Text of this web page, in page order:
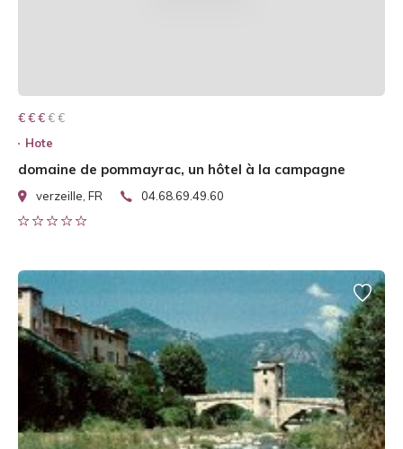
€ € € € €
€ € €
Hote
domaine de pommayrac, un hôtel à la campagne
verzeille, FR 04.68.69.49.60